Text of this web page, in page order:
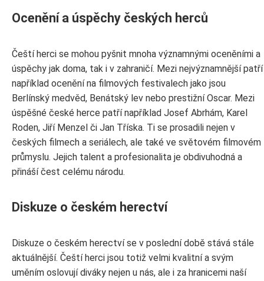
Ocenění a úspěchy českých herců
Čeští herci se mohou pyšnit mnoha významnými oceněními a
úspěchy jak doma, tak i v zahraničí. Mezi nejvýznamnější patří
například ocenění na filmových festivalech jako jsou
Berlínský medvěd, Benátský lev nebo prestižní Oscar. Mezi
úspěšné české herce patří například Josef Abrhám, Karel
Roden, Jiří Menzel či Jan Tříska. Ti se prosadili nejen v
českých filmech a seriálech, ale také ve světovém filmovém
průmyslu. Jejich talent a profesionalita je obdivuhodná a
přináší čest celému národu.
Diskuze o českém herectví
Diskuze o českém herectví se v poslední době stává stále
aktuálnější. Čeští herci jsou totiž velmi kvalitní a svým
uměním oslovují diváky nejen u nás, ale i za hranicemi naší